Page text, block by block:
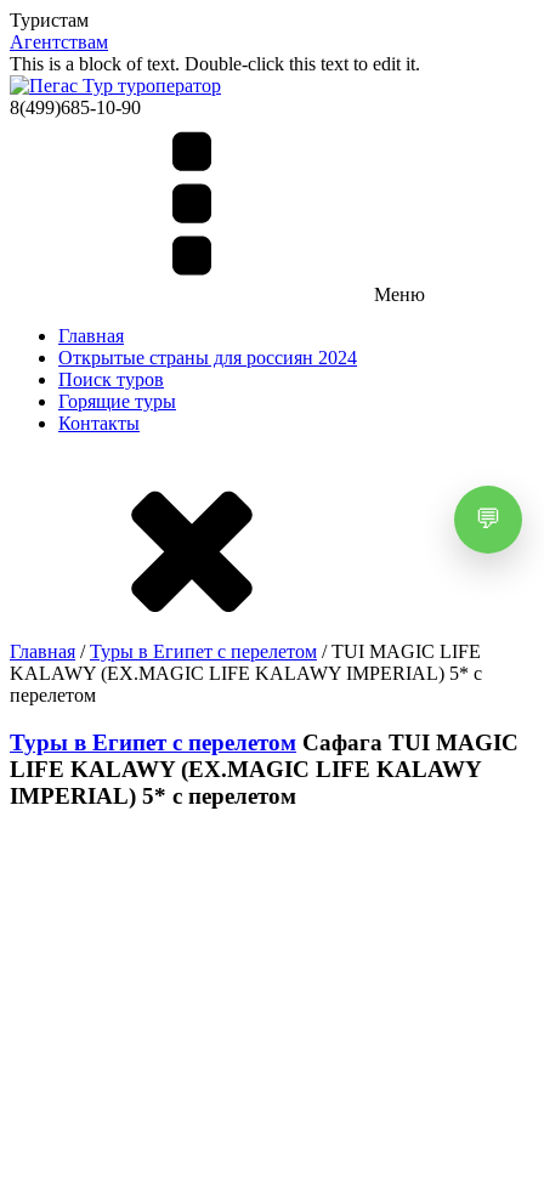
Туристам
Агентствам
This is a block of text. Double-click this text to edit it.
8(499)685-10-90
Меню
Главная
Открытые страны для россиян 2024
Поиск туров
Горящие туры
Контакты
Главная /Туры в Египет с перелетом / TUI MAGIC LIFE
KALAWY (EX.MAGIC LIFE KALAWY IMPERIAL) 5* с
перелетом
Туры в Египет с перелетом Сафага TUI MAGIC
LIFE KALAWY (EX.MAGIC LIFE KALAWY
IMPERIAL) 5* с перелетом